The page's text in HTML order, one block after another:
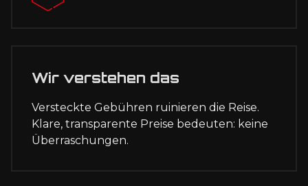
Wir verstehen das
Versteckte Gebühren ruinieren die Reise.
Klare, transparente Preise bedeuten: keine
Überraschungen.